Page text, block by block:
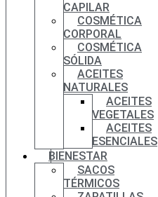
CAPILAR
COSMÉTICA
CORPORAL
COSMÉTICA
SÓLIDA
ACEITES
NATURALES
ACEITES
VEGETALES
ACEITES
ESENCIALES
BIENESTAR
SACOS
TÉRMICOS